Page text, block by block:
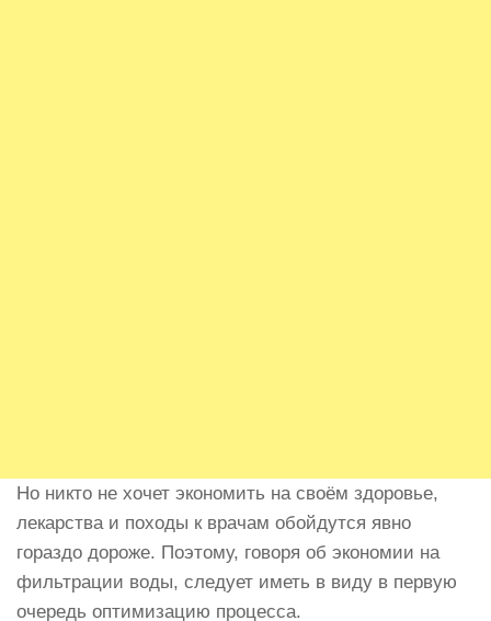
Но никто не хочет экономить на своём здоровье,
лекарства и походы к врачам обойдутся явно
гораздо дороже. Поэтому, говоря об экономии на
фильтрации воды, следует иметь в виду в первую
очередь оптимизацию процесса.